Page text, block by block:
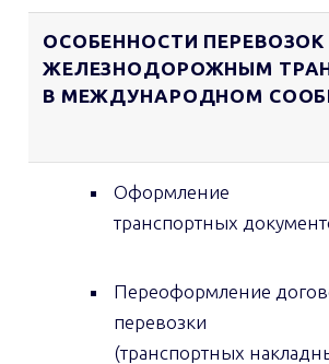
ОСОБЕННОСТИ ПЕРЕВОЗОК
ЖЕЛЕЗНОДОРОЖНЫМ
В МЕЖДУНАРОДНОМ
Оформление
транспортных
Переоформление
перевозки
(транспортных